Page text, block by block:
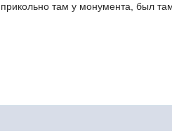
прикольно там у монумента, был